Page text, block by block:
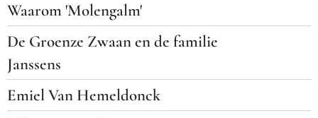
Waarom 'Molengalm'
De Groenze Zwaan en de familie
Janssens
Emiel Van Hemeldonck